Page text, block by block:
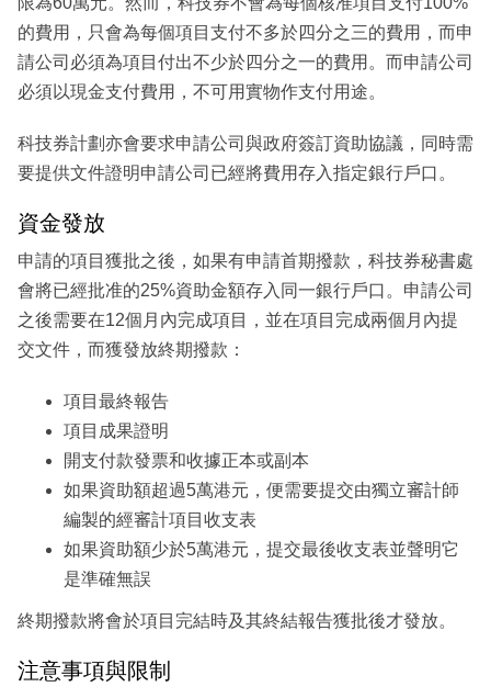
的費用，只會為每個項目支付不多於四分之三的費用，而申
請公司必須為項目付出不少於四分之一的費用。而申請公司
必須以現金支付費用，不可用實物作支付用途。
科技券計劃亦會要求申請公司與政府簽訂資助協議，同時需
要提供文件證明申請公司已經將費用存入指定銀行戶口。
資金發放
申請的項目獲批之後，如果有申請首期撥款，科技券秘書處
會將已經批准的25%資助金額存入同一銀行戶口。申請公司
之後需要在12個月內完成項目，並在項目完成兩個月內提
交文件，而獲發放終期撥款：
項目最終報告
項目成果證明
開支付款發票和收據正本或副本
如果資助額超過5萬港元，便需要提交由獨立審計師
編製的經審計項目收支表
如果資助額少於5萬港元，提交最後收支表並聲明它
是準確無誤
終期撥款將會於項目完結時及其終結報告獲批後才發放。
注意事項與限制